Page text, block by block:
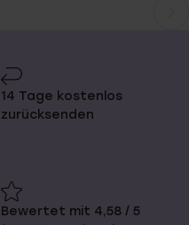
14 Tage kostenlos
zurücksenden
Bewertet mit 4,58 / 5